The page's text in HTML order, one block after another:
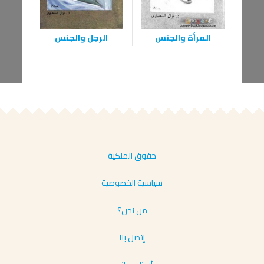
المرأة والجنس الرجل والجنس
حقوق الملكية
سياسية الخصوصية
من نحن؟
إتصل بنا